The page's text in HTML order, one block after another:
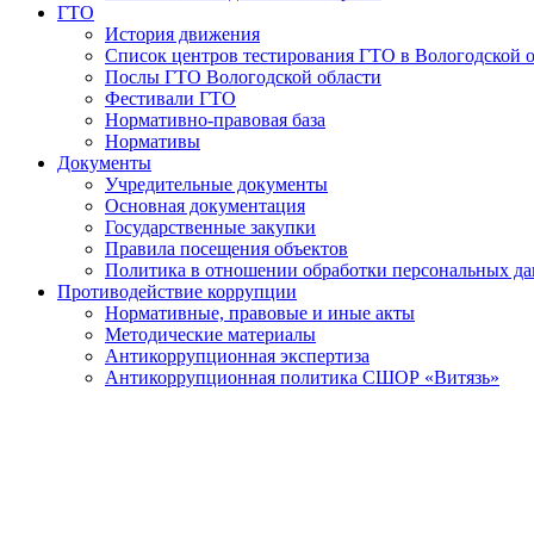
ГТО
История движения
Список центров тестирования ГТО в Вологодской
Послы ГТО Вологодской области
Фестивали ГТО
Нормативно-правовая база
Нормативы
Документы
Учредительные документы
Основная документация
Государственные закупки
Правила посещения объектов
Политика в отношении обработки персональных
Противодействие коррупции
Нормативные, правовые и иные акты
Методические материалы
Антикоррупционная экспертиза
Антикоррупционная политика СШОР «Витязь»